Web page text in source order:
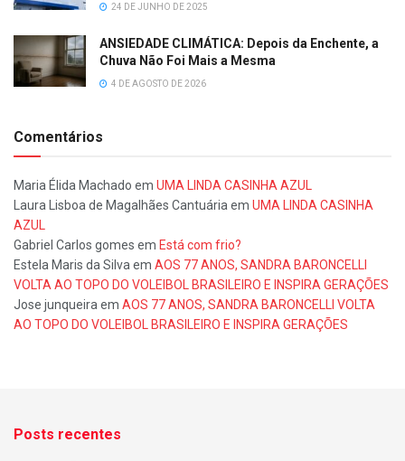
24 DE JUNHO DE 2025
ANSIEDADE CLIMÁTICA: Depois da Enchente, a
Chuva Não Foi Mais a Mesma
4 DE AGOSTO DE 2026
Comentários
Maria Élida Machado em UMA LINDA CASINHA AZUL
Laura Lisboa de Magalhães Cantuária em UMA LINDA CASINHA
AZUL
Gabriel Carlos gomes em Está com frio?
Estela Maris da Silva em AOS 77 ANOS, SANDRA BARONCELLI
VOLTA AO TOPO DO VOLEIBOL BRASILEIRO E INSPIRA GERAÇÕES
Jose junqueira em AOS 77 ANOS, SANDRA BARONCELLI VOLTA
AO TOPO DO VOLEIBOL BRASILEIRO E INSPIRA GERAÇÕES
Posts recentes